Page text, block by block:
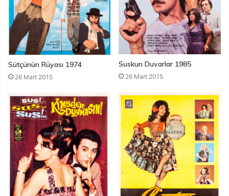
Sütçünün Rüyası 1974
26 Mart 2015
Suskun Duvarlar 1985
26 Mart 2015